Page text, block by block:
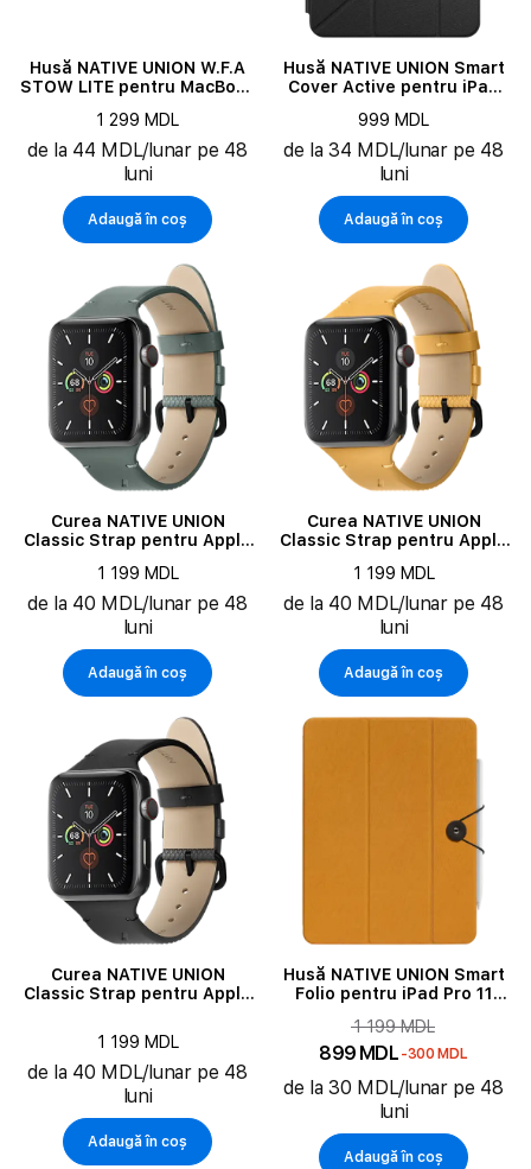
Husă NATIVE UNION W.F.A
STOW LITE pentru MacBook
1 299 MDL
de la 44 MDL/lunar pe 48
luni
Adaugă în coș
Husă NATIVE UNION Smart
Cover Active pentru iPad
999 MDL
de la 34 MDL/lunar pe 48
luni
Adaugă în coș
Curea NATIVE UNION
Classic Strap pentru Apple
1 199 MDL
de la 40 MDL/lunar pe 48
luni
Adaugă în coș
Curea NATIVE UNION
Classic Strap pentru Apple
1 199 MDL
de la 40 MDL/lunar pe 48
luni
Adaugă în coș
Curea NATIVE UNION
Classic Strap pentru Apple
1 199 MDL
de la 40 MDL/lunar pe 48
luni
Adaugă în coș
Husă NATIVE UNION Smart
Folio pentru iPad Pro 11
1 199 MDL
899 MDL -300 MDL
de la 30 MDL/lunar pe 48
luni
Adaugă în coș